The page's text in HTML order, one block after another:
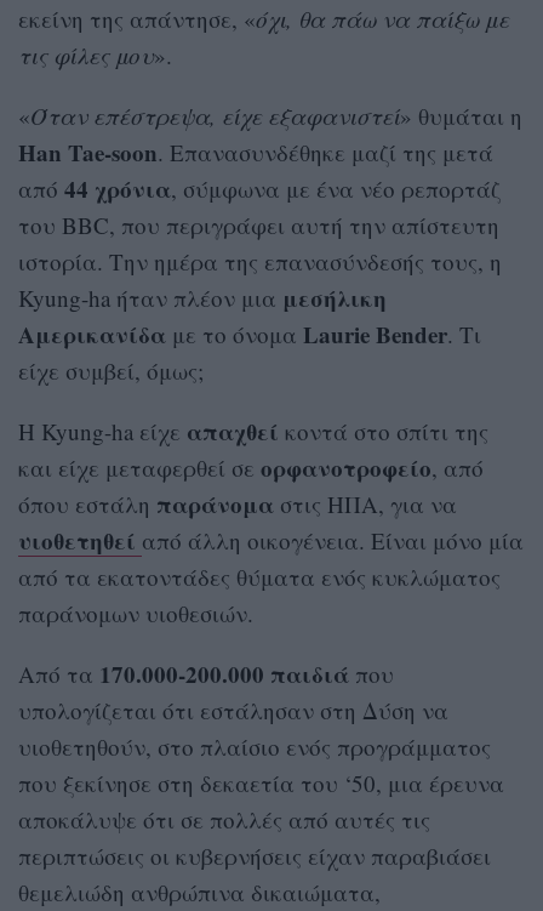
εκείνη της απάντησε, «όχι, θα πάω να παίξω με
τις φίλες μου».
«Όταν επέστρεψα, είχε εξαφανιστεί» θυμάται η
Han Tae-soon. Επανασυνδέθηκε μαζί της μετά
από 44 χρόνια, σύμφωνα με ένα νέο ρεπορτάζ
του BBC, που περιγράφει αυτή την απίστευτη
ιστορία. Την ημέρα της επανασύνδεσής τους, η
Kyung-ha ήταν πλέον μια μεσήλικη
Αμερικανίδα με το όνομα Laurie Bender. Τι
είχε συμβεί, όμως;
Η Kyung-ha είχε απαχθεί κοντά στο σπίτι της
και είχε μεταφερθεί σε ορφανοτροφείο, από
όπου εστάλη παράνομα στις ΗΠΑ, για να
υιοθετηθεί από άλλη οικογένεια. Είναι μόνο μία
από τα εκατοντάδες θύματα ενός κυκλώματος
παράνομων υιοθεσιών.
Από τα 170.000-200.000 παιδιά που
υπολογίζεται ότι εστάλησαν στη Δύση να
υιοθετηθούν, στο πλαίσιο ενός προγράμματος
που ξεκίνησε στη δεκαετία του ‘50, μια έρευνα
αποκάλυψε ότι σε πολλές από αυτές τις
περιπτώσεις οι κυβερνήσεις είχαν παραβιάσει
θεμελιώδη ανθρώπινα δικαιώματα,